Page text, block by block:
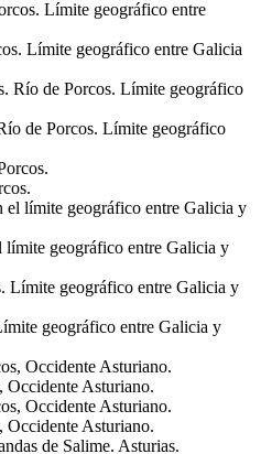
Límite geográfico entre Galicia
de Porcos. Límite geográfico
geográfico entre Galicia y
geográfico entre Galicia y
Occidente Asturiano.
Occidente Asturiano.